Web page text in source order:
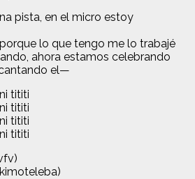
pista, en el micro estoy
lo que tengo me lo trabajé
ahora estamos celebrando
el—
tititi
tititi
tititi
tititi